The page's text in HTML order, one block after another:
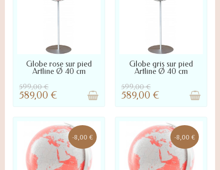
NOUS CONTACTER POUR LA
DISPONIBILITÉ
Globe rose sur pied
Artline Ø 40 cm
599,00 €
589,00 €
NOUS CONTACTER POUR LA
DISPONIBILITÉ
Globe gris sur pied
Artline Ø 40 cm
599,00 €
589,00 €
-8,00 € -8,00 €